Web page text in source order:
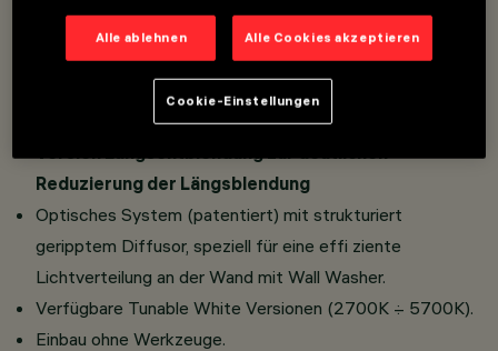
oder von 1 bis 25 mm für Frame-Versionen (mit
Einfassung) mit Hilfe von Torsionsfedern.
Hauptkörper mit abstrahlender Oberfl äche aus
Aluminiumdruckguss.
Version Längsentblendung zur deutlichen
Reduzierung der Längsblendung
Optisches System (patentiert) mit strukturiert
geripptem Diffusor, speziell für eine effi ziente
Lichtverteilung an der Wand mit Wall Washer.
Verfügbare Tunable White Versionen (2700K ÷ 5700K).
Einbau ohne Werkzeuge.
Alle ablehnen Alle Cookies akzeptieren
Cookie-Einstellungen